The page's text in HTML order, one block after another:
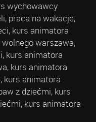
wychowawcy
praca na wakacje,
kurs animatora
warszawa,
kurs animatora
kurs animatora
kurs animatora
z dziećmi, kurs
kurs animatora